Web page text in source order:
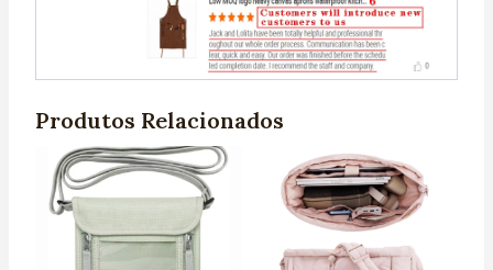
Produtos Relacionados